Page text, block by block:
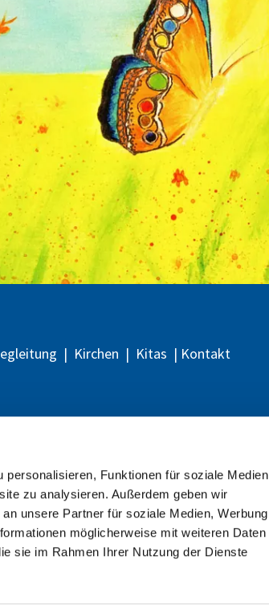
Funktionen für soziale Medien
zu analysieren. Außerdem geben wir
unsere Partner für soziale Medien, Werbung
möglicherweise mit weiteren Daten
sie im Rahmen Ihrer Nutzung der Dienste
| Kirchen | Kitas | Kontakt
Datenschutzerklärung